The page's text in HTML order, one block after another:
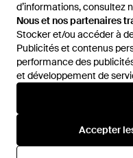
d’informations, consultez
Nous et nos partenaires
Stocker et/ou accéder à
Publicités et contenus
performance des
et développement de
Accepter
d’informations, consultez
Nous et nos partenaires
Stocker et/ou accéder à
Publicités et contenus
performance des
et développement de
Accepter
International
Aide et infos